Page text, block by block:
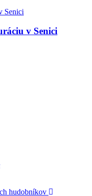
v Senici